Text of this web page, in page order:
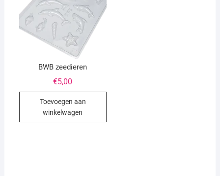
BWB zeedieren
€5,00
Toevoegen aan
winkelwagen